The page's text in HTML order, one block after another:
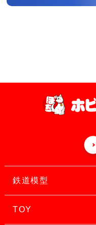
鉄道模型
TOY